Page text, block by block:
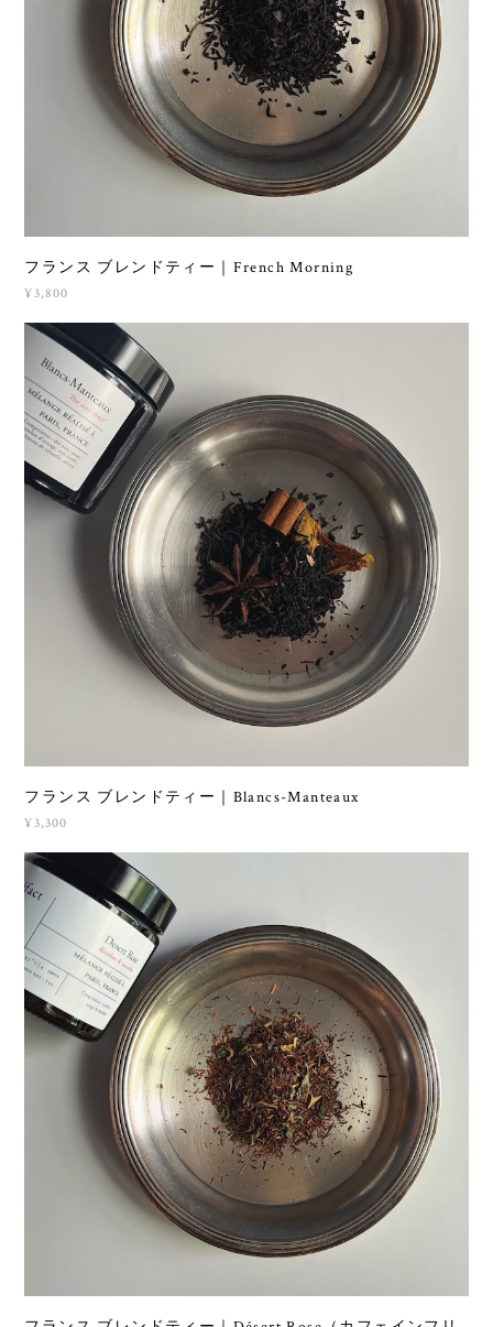
フランス ブレンドティー｜French Morning
¥3,800
フランス ブレンドティー｜Blancs-Manteaux
¥3,300